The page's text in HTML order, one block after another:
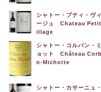
シャトー・プティ・ヴ
ージュ Chateau
illage
シャトー・コルバン・
ョット Château
n-Michotte
シャトー・カサーニュ